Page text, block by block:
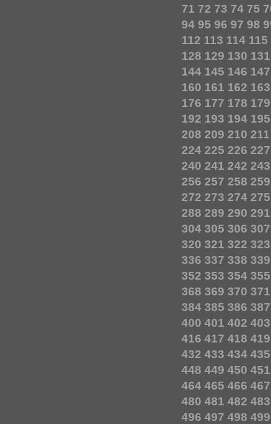
71 72 73 74 75
94 95 96 97 98
112 113 114 115
128 129 130 131
144 145 146 147
160 161 162 163
176 177 178 179
192 193 194 195
208 209 210 211
224 225 226 227
240 241 242 243
256 257 258 259
272 273 274 275
288 289 290 291
304 305 306 307
320 321 322 323
336 337 338 339
352 353 354 355
368 369 370 371
384 385 386 387
400 401 402 403
416 417 418 419
432 433 434 435
448 449 450 451
464 465 466 467
480 481 482 483
496 497 498 499